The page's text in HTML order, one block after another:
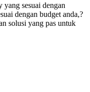
sesuai dengan
dengan budget anda,?
solusi yang pas untuk